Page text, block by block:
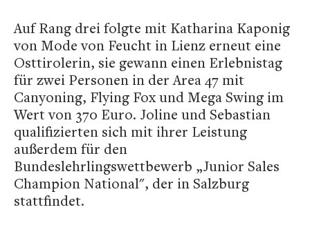
Auf Rang drei folgte mit Katharina Kaponig
von Mode von Feucht in Lienz erneut eine
Osttirolerin, sie gewann einen Erlebnistag
für zwei Personen in der Area 47 mit
Canyoning, Flying Fox und Mega Swing im
Wert von 370 Euro. Joline und Sebastian
qualifizierten sich mit ihrer Leistung
außerdem für den
Bundeslehrlingswettbewerb „Junior Sales
Champion National", der in Salzburg
stattfindet.